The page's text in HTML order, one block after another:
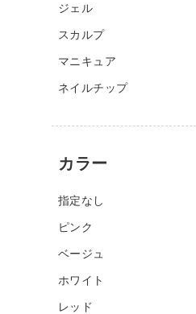
ジェル
スカルプ
マニキュア
ネイルチップ
カラー
指定なし
ピンク
ベージュ
ホワイト
レッド